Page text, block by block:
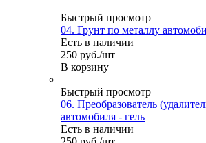
Быстрый просмотр
04. Грунт по металлу
Есть в наличии
250 руб./шт
В корзину
Быстрый просмотр
06. Преобразователь
автомобиля - гель
Есть в наличии